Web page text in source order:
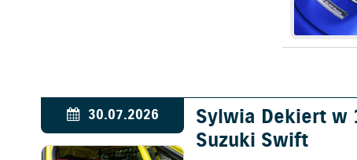
30.07.2026
Sylwia Dekiert w
Suzuki Swift